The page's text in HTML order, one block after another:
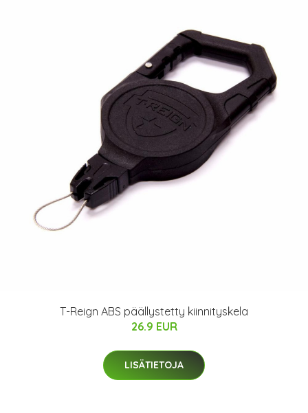
T-Reign ABS päällystetty kiinnityskela
26.9 EUR
LISÄTIETOJA